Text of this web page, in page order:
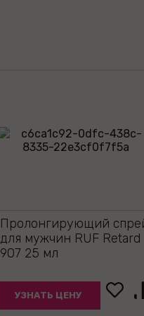
Пролонгирующий
для мужчин RUF Retard
907 25 мл
УЗНАТЬ ЦЕНУ